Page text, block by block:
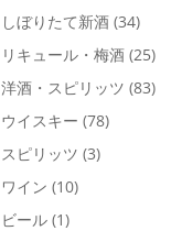
しぼりたて新酒 (34)
リキュール・梅酒 (25)
洋酒・スピリッツ (83)
ウイスキー (78)
スピリッツ (3)
ワイン (10)
ビール (1)